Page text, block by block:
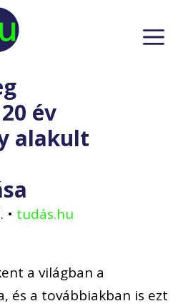
év
alakult
• tudás.hu
a világban a
és a továbbiakban is ezt